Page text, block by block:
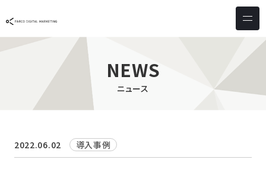
サービス & ソリューション
PICTONA
PDM XR
デジタルサイネージ
しふとん
ウェブアクセシビリティ
店頭
スキルアップ
NEWS
ニュース
2022.06.02 導入事例